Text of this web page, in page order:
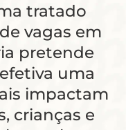
tratado
vagas em
pretende
uma
impactam
crianças e